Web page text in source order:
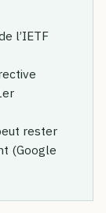
l’IETF
rester
(Google